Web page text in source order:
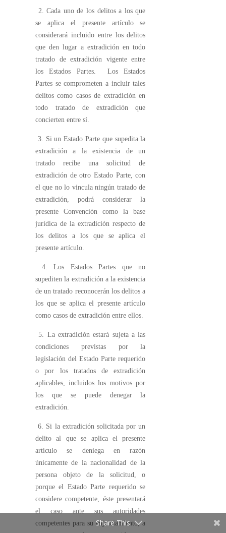
2. Cada uno de los delitos a los que
se aplica el presente artículo se
considerará incluido entre los delitos
que den lugar a extradición en todo
tratado de extradición vigente entre
los Estados Partes. Los Estados
Partes se comprometen a incluir tales
delitos como casos de extradición en
todo tratado de extradición que
concierten entre sí.
3. Si un Estado Parte que supedita la
extradición a la existencia de un
tratado recibe una solicitud de
extradición de otro Estado Parte, con
el que no lo vincula ningún tratado de
extradición, podrá considerar la
presente Convención como la base
jurídica de la extradición respecto de
los delitos a los que se aplica el
presente artículo.
4. Los Estados Partes que no
supediten la extradición a la existencia
de un tratado reconocerán los delitos a
los que se aplica el presente artículo
como casos de extradición entre ellos.
5. La extradición estará sujeta a las
condiciones previstas por la
legislación del Estado Parte requerido
o por los tratados de extradición
aplicables, incluidos los motivos por
los que se puede denegar la
extradición.
6. Si la extradición solicitada por un
delito al que se aplica el presente
artículo se deniega en razón
únicamente de la nacionalidad de la
persona objeto de la solicitud, o
porque el Estado Parte requerido se
considere competente, éste presentará
el caso ante sus autoridades
competentes para su enjuiciamiento, a
Share This